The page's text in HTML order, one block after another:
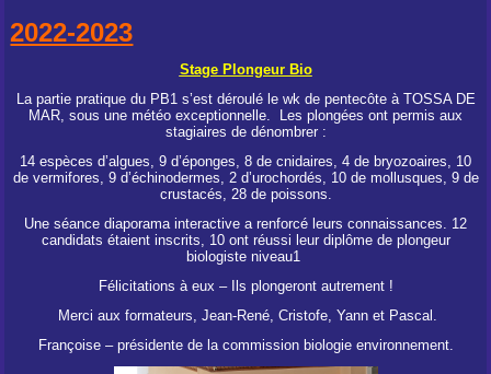
2022-2023
Stage Plongeur Bio
La partie pratique du PB1 s’est déroulé le wk de pentecôte à TOSSA DE
MAR, sous une météo exceptionnelle. Les plongées ont permis aux
stagiaires de dénombrer :
14 espèces d’algues, 9 d’éponges, 8 de cnidaires, 4 de bryozoaires, 10
de vermifores, 9 d’échinodermes, 2 d’urochordés, 10 de mollusques, 9 de
crustacés, 28 de poissons.
Une séance diaporama interactive a renforcé leurs connaissances. 12
candidats étaient inscrits, 10 ont réussi leur diplôme de plongeur
biologiste niveau1
Félicitations à eux – Ils plongeront autrement !
Merci aux formateurs, Jean-René, Cristofe, Yann et Pascal.
Françoise – présidente de la commission biologie environnement.